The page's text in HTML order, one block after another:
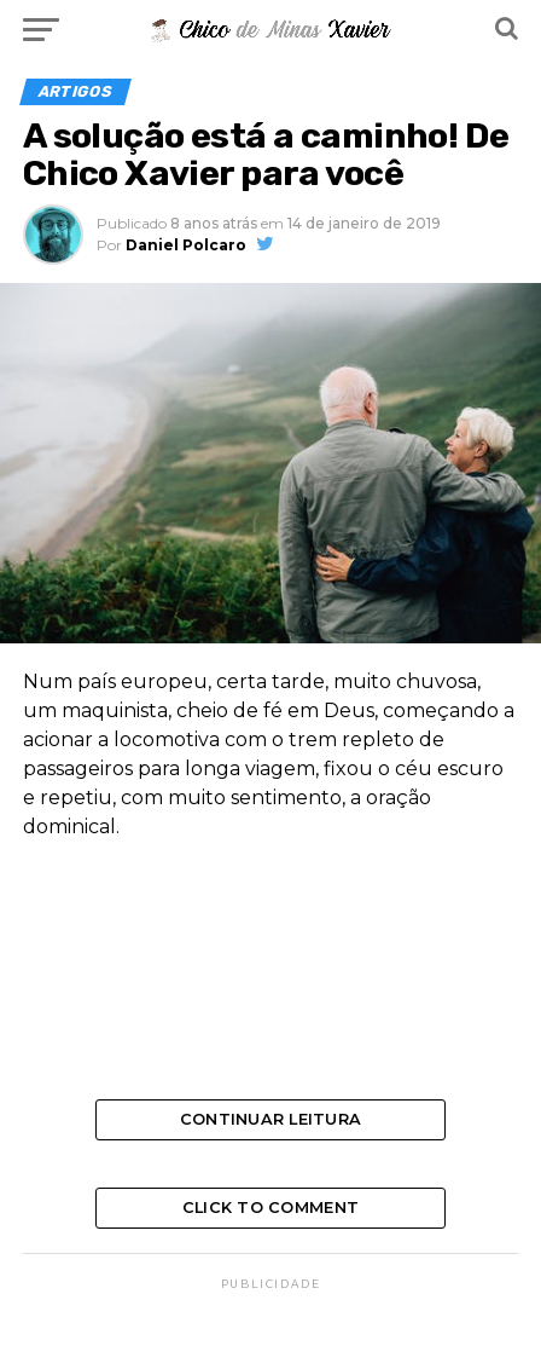
ARTIGOS
A solução está a caminho! De
Chico Xavier para você
Publicado 8 anos atrás em 14 de janeiro de 2019
Por Daniel Polcaro
Num país europeu, certa tarde, muito chuvosa,
um maquinista, cheio de fé em Deus, começando a
acionar a locomotiva com o trem repleto de
passageiros para longa viagem, fixou o céu escuro
e repetiu, com muito sentimento, a oração
dominical.
CONTINUAR LEITURA
CLICK TO COMMENT
PUBLICIDADE